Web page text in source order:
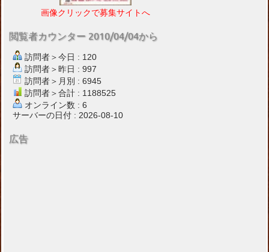
画像クリックで募集サイトへ
閲覧者カウンター 2010/04/04から
訪問者＞今日 : 120
訪問者＞昨日 : 997
訪問者＞月別 : 6945
訪問者＞合計 : 1188525
オンライン数 : 6
サーバーの日付 : 2026-08-10
広告